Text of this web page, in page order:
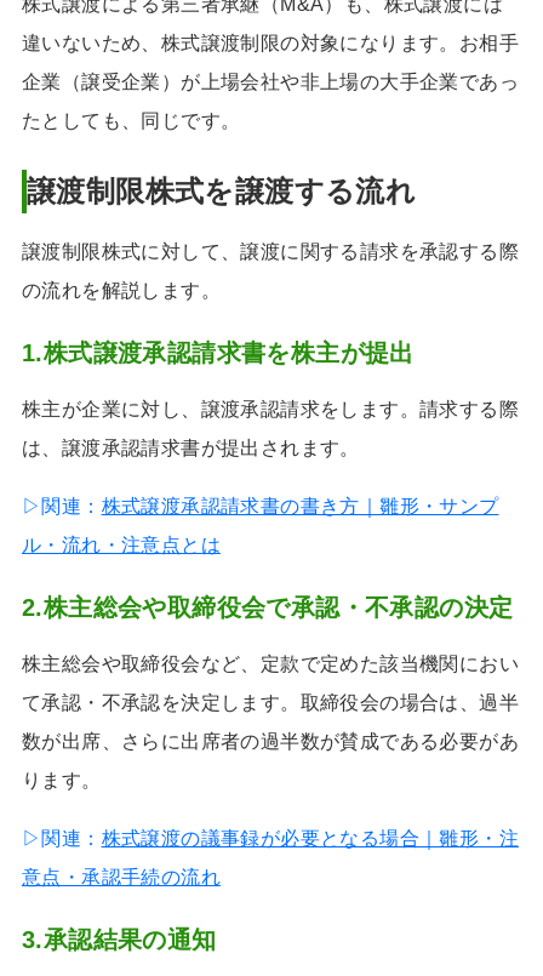
株式譲渡による第三者承継（M&A）も、株式譲渡には
違いないため、株式譲渡制限の対象になります。お相手
企業（譲受企業）が上場会社や非上場の大手企業であっ
たとしても、同じです。
譲渡制限株式を譲渡する流れ
譲渡制限株式に対して、譲渡に関する請求を承認する際
の流れを解説します。
1.株式譲渡承認請求書を株主が提出
株主が企業に対し、譲渡承認請求をします。請求する際
は、譲渡承認請求書が提出されます。
▷関連： 株式譲渡承認請求書の書き方｜雛形・サンプ
ル・流れ・注意点とは
2.株主総会や取締役会で承認・不承認の決定
株主総会や取締役会など、定款で定めた該当機関におい
て承認・不承認を決定します。取締役会の場合は、過半
数が出席、さらに出席者の過半数が賛成である必要があ
ります。
▷関連： 株式譲渡の議事録が必要となる場合｜雛形・注
意点・承認手続の流れ
3.承認結果の通知